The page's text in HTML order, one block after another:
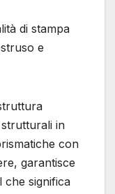
di stampa
e
in
con
garantisce
che significa